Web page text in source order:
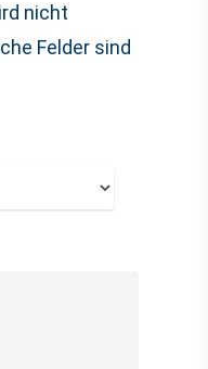
nicht
Felder sind